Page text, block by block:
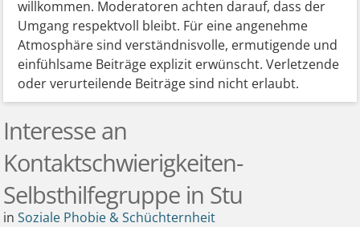
willkommen. Moderatoren achten darauf, dass der
Umgang respektvoll bleibt. Für eine angenehme
Atmosphäre sind verständnisvolle, ermutigende und
einfühlsame Beiträge explizit erwünscht. Verletzende
oder verurteilende Beiträge sind nicht erlaubt.
Interesse an
Kontaktschwierigkeiten-
Selbsthilfegruppe in Stu
inSoziale Phobie & Schüchternheit